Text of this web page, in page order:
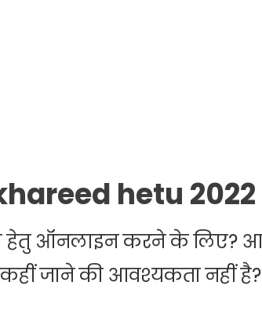
hetu 2022
हेतु ऑनलाइन करने के लिए?
जाने की आवश्यकता नहीं है?